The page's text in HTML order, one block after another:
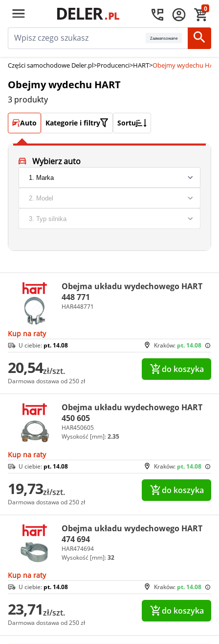
0
Zaawansowane
Części samochodowe Deler.pl>Producenci>HART>Obejmy wydechu
Obejmy wydechu HART
3 produkty
Auto Kategorie i filtry Sortuj
Wybierz auto
Obejma układu wydechowego HART
448 771
HAR448771
Kup na raty
Kraków: pt. 14.08
U ciebie: pt. 14.08
20,54zł/szt.
Darmowa dostawa od 250 zł
do koszyka
Obejma układu wydechowego HART
450 605
HAR450605
Wysokość [mm]:2.35
Kup na raty
Kraków: pt. 14.08
U ciebie: pt. 14.08
19,73zł/szt.
Darmowa dostawa od 250 zł
do koszyka
Obejma układu wydechowego HART
474 694
HAR474694
Wysokość [mm]:32
Kup na raty
Kraków: pt. 14.08
U ciebie: pt. 14.08
23,71zł/szt.
Darmowa dostawa od 250 zł
do koszyka